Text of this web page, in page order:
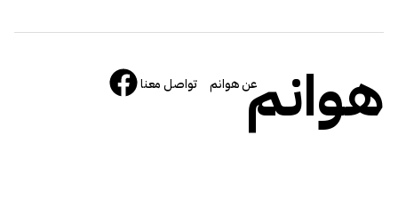
هوانمعن هوانم تواصل معنا